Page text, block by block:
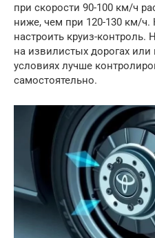
при скорости 90-100 км/ч
ниже, чем при 120-130 км/
настроить круиз-контроль.
на извилистых дорогах
условиях лучше
самостоятельно.